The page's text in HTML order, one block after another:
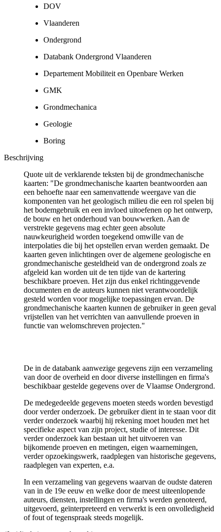
DOV
Vlaanderen
Ondergrond
Databank Ondergrond Vlaanderen
Departement Mobiliteit en Openbare Werken
GMK
Grondmechanica
Geologie
Boring
Beschrijving
Quote uit de verklarende teksten bij de grondmechanische
kaarten: "De grondmechanische kaarten beantwoorden aan
een behoefte naar een samenvattende weergave van die
komponenten van het geologisch milieu die een rol spelen bij
het bodemgebruik en een invloed uitoefenen op het ontwerp,
de bouw en het onderhoud van bouwwerken. Aan de
verstrekte gegevens mag echter geen absolute
nauwkeurigheid worden toegekend omwille van de
interpolaties die bij het opstellen ervan werden gemaakt. De
kaarten geven inlichtingen over de algemene geologische en
grondmechanische gesteldheid van de ondergrond zoals ze
afgeleid kan worden uit de ten tijde van de kartering
beschikbare proeven. Het zijn dus enkel richtinggevende
documenten en de auteurs kunnen niet verantwoordelijk
gesteld worden voor mogelijke toepassingen ervan. De
grondmechanische kaarten kunnen de gebruiker in geen geval
vrijstellen van het verrichten van aanvullende proeven in
functie van welomschreven projecten."
De in de databank aanwezige gegevens zijn een verzameling
van door de overheid en door diverse instellingen en firma's
beschikbaar gestelde gegevens over de Vlaamse Ondergrond.
De medegedeelde gegevens moeten steeds worden bevestigd
door verder onderzoek. De gebruiker dient in te staan voor dit
verder onderzoek waarbij hij rekening moet houden met het
specifieke aspect van zijn project, studie of interesse. Dit
verder onderzoek kan bestaan uit het uitvoeren van
bijkomende proeven en metingen, eigen waarnemingen,
verder opzoekingswerk, raadplegen van historische gegevens,
raadplegen van experten, e.a.
In een verzameling van gegevens waarvan de oudste dateren
van in de 19e eeuw en welke door de meest uiteenlopende
auteurs, diensten, instellingen en firma's werden genoteerd,
uitgevoerd, geïnterpreteerd en verwerkt is een onvolledigheid
of fout of tegenspraak steeds mogelijk.